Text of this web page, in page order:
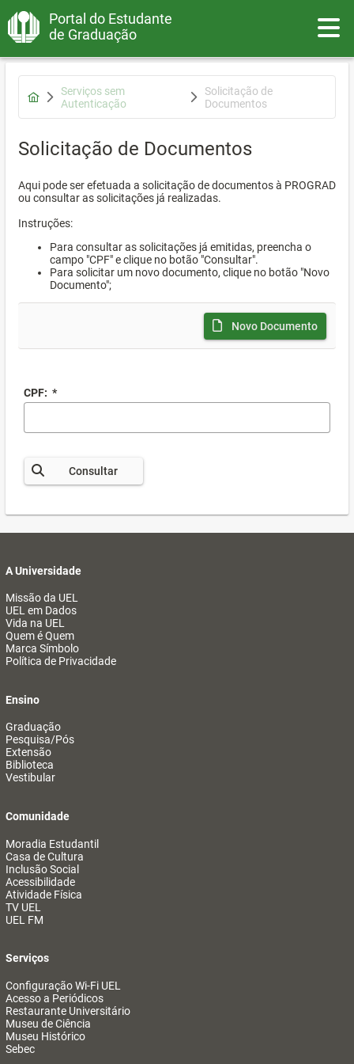
Portal do Estudante
de Graduação
Serviços sem
Autenticação
Solicitação de
Documentos
Solicitação de Documentos
Aqui pode ser efetuada a solicitação de documentos à PROGRAD
ou consultar as solicitações já realizadas.
Instruções:
Para consultar as solicitações já emitidas, preencha o
campo "CPF" e clique no botão "Consultar".
Para solicitar um novo documento, clique no botão "Novo
Documento";
Novo Documento
CPF: *
Consultar
A Universidade
Missão da UEL
UEL em Dados
Vida na UEL
Quem é Quem
Marca Símbolo
Política de Privacidade
Ensino
Graduação
Pesquisa/Pós
Extensão
Biblioteca
Vestibular
Comunidade
Moradia Estudantil
Casa de Cultura
Inclusão Social
Acessibilidade
Atividade Física
TV UEL
UEL FM
Serviços
Configuração Wi-Fi UEL
Acesso a Periódicos
Restaurante Universitário
Museu de Ciência
Museu Histórico
Sebec